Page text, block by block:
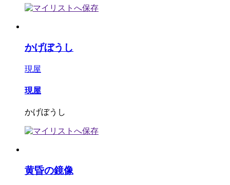
かげぼうし
現屋
現屋
かげぼうし
黄昏の鏡像